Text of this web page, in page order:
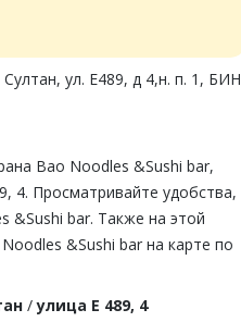
ул. Е489, д 4,н. п. 1, БИН
Bao Noodles &Sushi bar,
4. Просматривайте удобства,
&Sushi bar. Также на этой
&Sushi bar на карте по
/улица Е 489, 4